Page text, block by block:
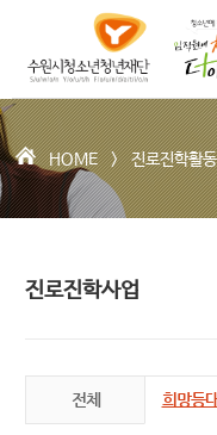
시
청
소
년
청
년
재
단
HOME >진로진학활동
진로진학사업
전체 희망등